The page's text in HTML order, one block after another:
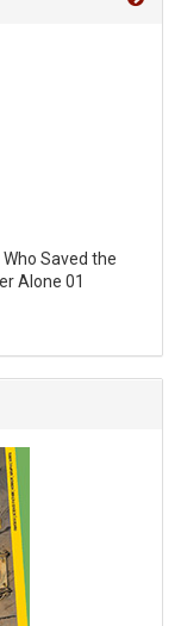
Saved the
Alone 01